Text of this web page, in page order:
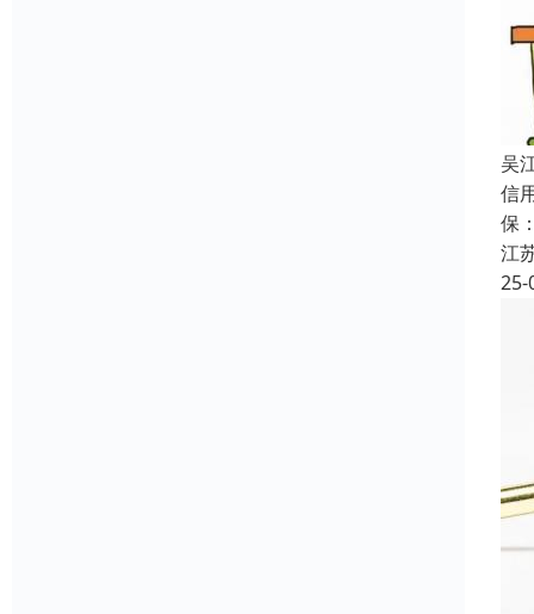
吴
信
保
江
25-